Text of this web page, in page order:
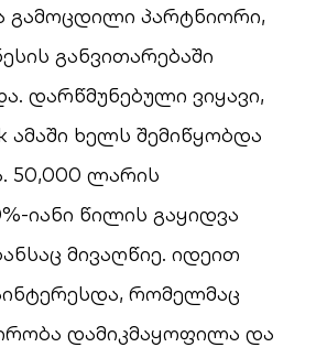
გამოცდილი პარტნიორი,
განვითარებაში
დარწმუნებული ვიყავი,
ამაში ხელს შემიწყობდა
50,000 ლარის
იანი წილის გაყიდვა
მივაღწიე. იდეით
რომელმაც
დამიკმაყოფილა და